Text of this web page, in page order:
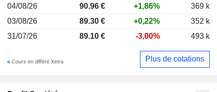
04/08/26
90.96 € +1,86%
369 k
03/08/26
89.30 € +0,22%
352 k
31/07/26
89.10 € -3,00% 493 k
Cours en différé Xetra Plus de cotations